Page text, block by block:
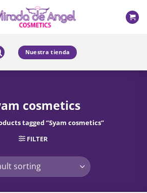
Nuestra tienda
cosmetics
tagged “Syam cosmetics”
FILTER